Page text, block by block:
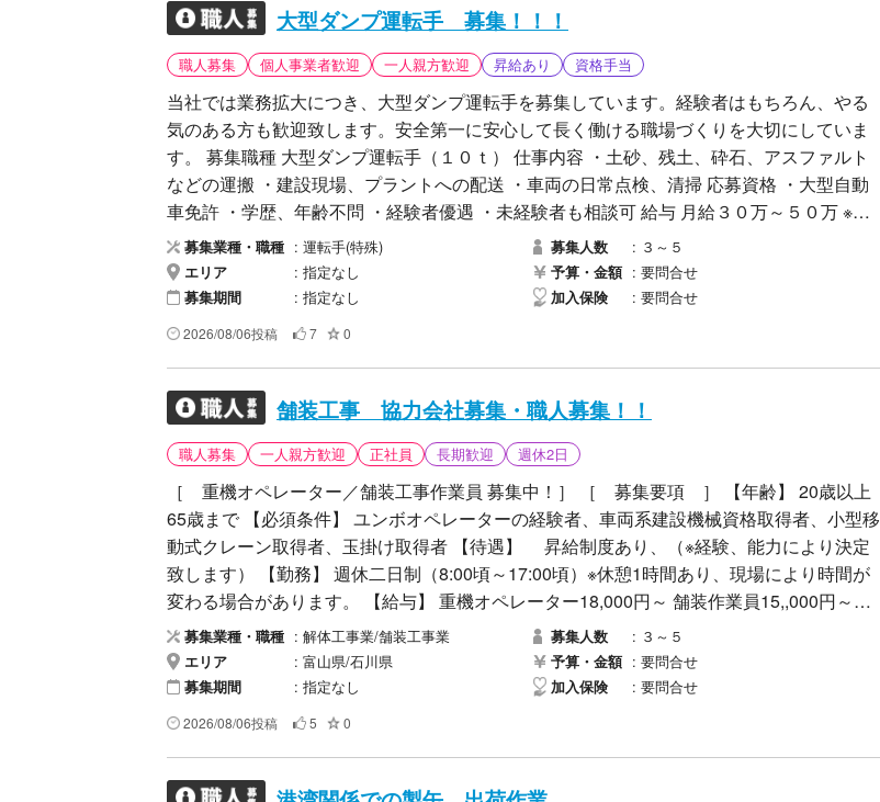
者教育 ※資格がなくても現場経験がある方はお気軽にご相談ください。 ■持参品 * 作業服 *
安全靴 * ヘルメット * 保護具 * 手道具一式 ■提出書類 * 作業員名簿（緊急連絡先・血液型記
載） * 顔写真付き身分証明書（表裏） * 健康保険証（表裏） * 資格証（表裏） * 健康診断書
（医師による「就労可能」の記載必須） * 白い壁を背景に撮影した顔写真 * 一人親方労災
加入証 * メールアドレス 【車両持込の場合】 * 車検証 * 自賠責保険証 * 自動車検査証 * 車
種・車両色 * 任意保険証券 ■事前教育 インターネットを使用した事前講習があります。 受
講のため、各人のメールアドレスをご準備ください。
大型ダンプ運転手 募集！！！
職人募集 個人事業者歓迎 一人親方歓迎 昇給あり 資格手当
当社では業務拡大につき、大型ダンプ運転手を募集しています。経験者はもちろん、やる
気のある方も歓迎致します。安全第一に安心して長く働ける職場づくりを大切にしていま
す。 募集職種 大型ダンプ運転手（１０ｔ） 仕事内容 ・土砂、残土、砕石、アスファルト
などの運搬 ・建設現場、プラントへの配送 ・車両の日常点検、清掃 応募資格 ・大型自動
車免許 ・学歴、年齢不問 ・経験者優遇 ・未経験者も相談可 給与 月給３０万～５０万 ※経
験、能力を考慮のうえ決定します。 勤務時間 ８：００～１７：００ ※現場により変動あり
休日 ・日曜日 ・GW、夏季休暇、年末年始 福利厚生 ・社会保険完備 ・制服貸与 ・マイカ
ー通勤 ・各種手当 応募内容 お電話またはメールよりお気軽に応募ください。 面接日程を
ご案内致します。 【安全第一】で一緒に働ける仲間をお待ちしております。
募集業種・職種 運転手(特殊)
エリア 指定なし
募集期間 指定なし
募集人数 ３～５
予算・金額 要問合せ
加入保険 要問合せ
2026/08/06投稿 7 0
舗装工事 協力会社募集・職人募集！！
職人募集 一人親方歓迎 正社員 長期歓迎 週休2日
［ 重機オペレーター／舗装工事作業員 募集中！］ ［ 募集要項 ］ 【年齢】 20歳以上
65歳まで 【必須条件】 ユンボオペレーターの経験者、車両系建設機械資格取得者、小型移
動式クレーン取得者、玉掛け取得者 【待遇】 昇給制度あり、（※経験、能力により決定
致します） 【勤務】 週休二日制（8:00頃～17:00頃）※休憩1時間あり、現場により時間が
変わる場合があります。 【給与】 重機オペレーター18,000円～ 舗装作業員15,,000円～
［ こんな方におススメ！］ ◆ 長期就業をご希望の方！ ◆ 仕事を意欲的に行いたい方！
◆ 経験や技術を活かしたい方！など ［ ご連絡いただける方へ ］ 「サガツクを見た」
とおっしゃって頂けるとスムーズです。 皆さまからのご応募を心よりお待ちしておりま
す。 セールス、勧誘等の業者の連絡はご遠慮ください
募集業種・職種 解体工事業/舗装工事業
エリア 富山県/石川県
募集期間 指定なし
募集人数 ３～５
予算・金額 要問合せ
加入保険 要問合せ
2026/08/06投稿 5 0